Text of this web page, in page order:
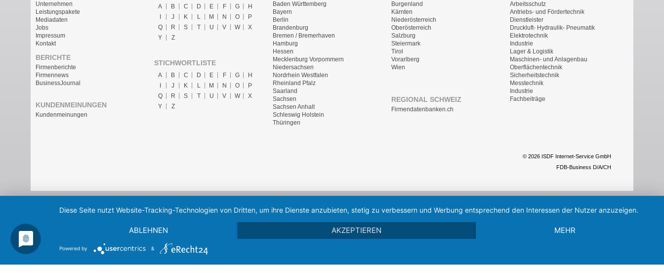
Unternehmen
Leistungspakete
Mediadaten
Jobs
Impressum
Kontakt
BERICHTE
Firmenberichte
Firmennews
BusinessJournal
KUNDENMEINUNGEN
Kundenmeinungen
A B C D E F G
H
J K L M N O
P
Q
R S T U V W
X
Y
Z
STICHWORTLISTE
A B C D E F G
H
I
J K L M N O
P
Q
R S T U V W
X
Y
Z
Baden Württemberg
Bayern
Berlin
Brandenburg
Bremen / Bremerhaven
Hamburg
Hessen
Mecklenburg Vorpommern
Niedersachsen
Nordrhein Westfalen
Rheinland Pfalz
Saarland
Sachsen
Sachsen Anhalt
Schleswig Holstein
Thüringen
Burgenland
Kärnten
Niederösterreich
Oberösterreich
Salzburg
Steiermark
Tirol
Vorarlberg
Wien
REGIONAL SCHWEIZ
Firmendatenbanken.ch
Arbeitsschutz
Antriebs- und Fördertechnik
Dienstleister
Druckluft- Hydraulik- Pneumatik
Elektrotechnik
Industrie
Lager & Logistik
Maschinen- und Anlagenbau
Oberflächentechnik
Sicherheitstechnik
Messtechnik
Industrie
Fachbeiträge
© 2026 ISDF Internet-Service GmbH
FDB-Business D/A/CH
Diese Seite nutzt Website-Tracking-Technologien von Dritten, um ihre Dienste anzubieten, stetig zu verbessern und Werbung entsprechend den Interessen der Nutzer anzuzeigen.
ABLEHNEN AKZEPTIEREN MEHR
Powered by &